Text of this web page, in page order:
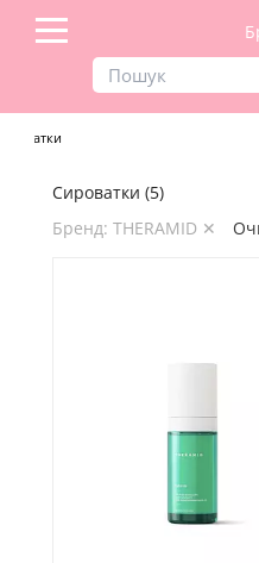
Сироватки
Сироватки (5)
Бренд: THERAMID ✕